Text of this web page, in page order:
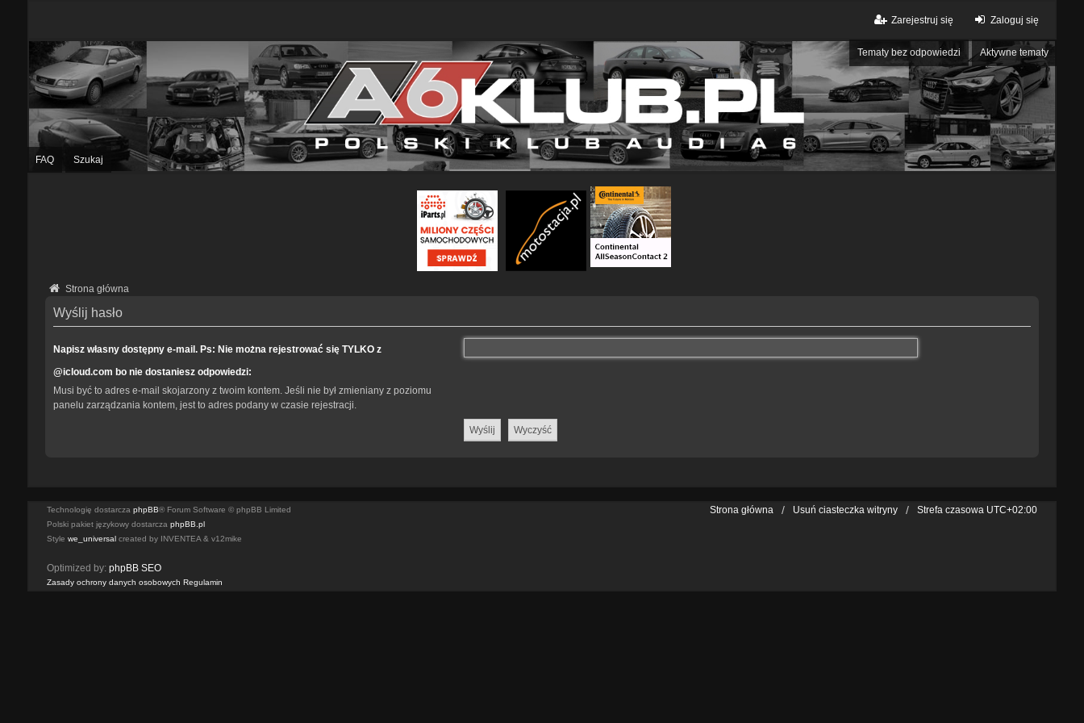
Zaloguj się
Zarejestruj się
Tematy bez odpowiedzi Aktywne tematy
FAQ Szukaj
Strona główna
Wyślij hasło
Napisz własny dostępny e-mail. Ps: Nie można rejestrować się TYLKO z
@icloud.com bo nie dostaniesz odpowiedzi:
Musi być to adres e-mail skojarzony z twoim kontem. Jeśli nie był zmieniany z poziomu
panelu zarządzania kontem, jest to adres podany w czasie rejestracji.
Strona główna Usuń ciasteczka witryny Strefa czasowa UTC+02:00
Technologię dostarcza phpBB® Forum Software © phpBB Limited
Polski pakiet językowy dostarcza phpBB.pl
Style we_universalcreated by INVENTEA & v12mike
Optimized by: phpBB SEO
Zasady ochrony danych osobowych Regulamin